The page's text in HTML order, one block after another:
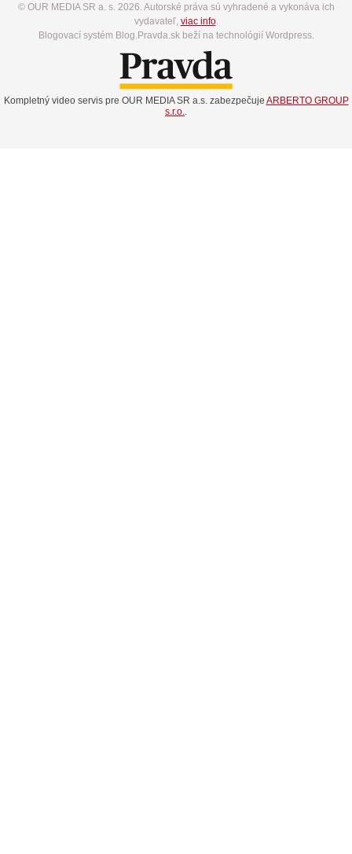
© OUR MEDIA SR a. s. 2026. Autorské práva sú vyhradené a vykonáva ich
vydavateľ, viac info.
Blogovací systém Blog.Pravda.sk beží na technológií Wordpress.
Kompletný video servis pre OUR MEDIA SR a.s. zabezpečuje ARBERTO GROUP
s.r.o.